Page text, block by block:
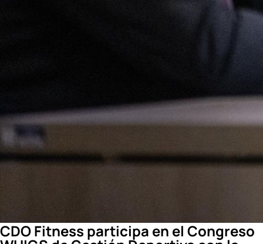
CDO Fitness participa en el Congreso